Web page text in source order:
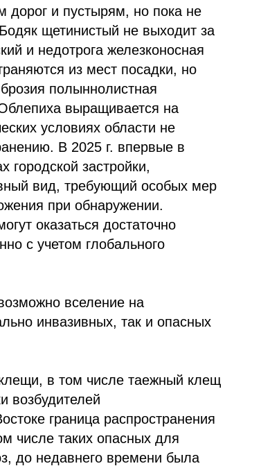
дорог и пустырям, но пока не
щетинистый не выходит за
и недотрога железконосная
из мест посадки, но
полыннолистная
выращивается на
условиях области не
В 2025 г. впервые в
городской застройки,
вид, требующий особых мер
при обнаружении.
оказаться достаточно
с учетом глобального
вселение на
инвазивных, так и опасных
в том числе таежный клещ
возбудителей
граница распространения
числе таких опасных для
до недавнего времени была